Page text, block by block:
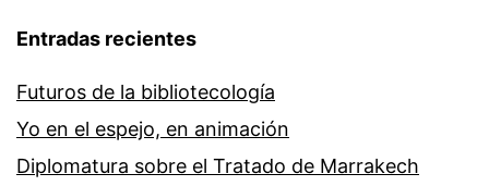
Entradas recientes
Futuros de la bibliotecología
Yo en el espejo, en animación
Diplomatura sobre el Tratado de Marrakech